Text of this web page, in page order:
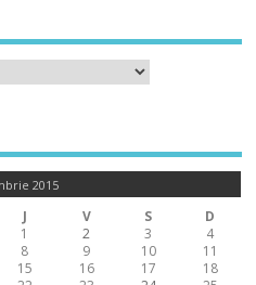
2015
J V S
D
1
2 3
4
8 9 10
11
15 16 17
18